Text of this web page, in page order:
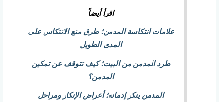
اقرأ أيضاً
علامات انتكاسة المدمن؛ طرق منع الانتكاس على
المدى الطويل
طرد المدمن من البيت؛ كيف تتوقف عن تمكين
المدمن؟
المدمن ينكر إدمانه؛ أعراض الإنكار ومراحل